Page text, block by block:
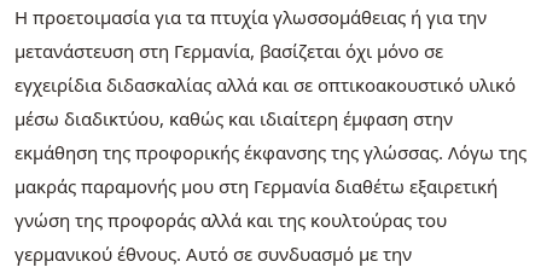
Η προετοιμασία για τα πτυχία γλωσσομάθειας ή για την
μετανάστευση στη Γερμανία, βασίζεται όχι μόνο σε
εγχειρίδια διδασκαλίας αλλά και σε οπτικοακουστικό υλικό
μέσω διαδικτύου, καθώς και ιδιαίτερη έμφαση στην
εκμάθηση της προφορικής έκφανσης της γλώσσας. Λόγω της
μακράς παραμονής μου στη Γερμανία διαθέτω εξαιρετική
γνώση της προφοράς αλλά και της κουλτούρας του
γερμανικού έθνους. Αυτό σε συνδυασμό με την